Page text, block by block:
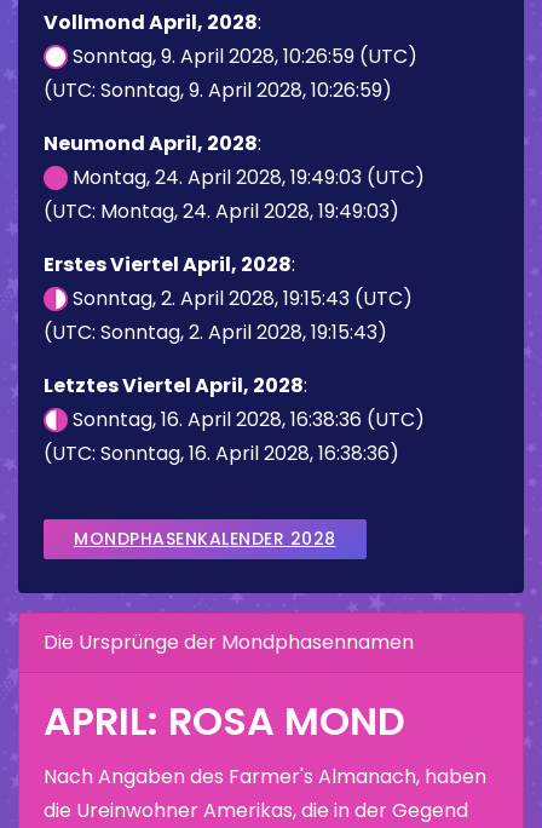
Vollmond April, 2028:
Sonntag, 9. April 2028, 10:26:59 (UTC)
(UTC: Sonntag, 9. April 2028, 10:26:59)
Neumond April, 2028:
Montag, 24. April 2028, 19:49:03 (UTC)
(UTC: Montag, 24. April 2028, 19:49:03)
Erstes Viertel April, 2028:
Sonntag, 2. April 2028, 19:15:43 (UTC)
(UTC: Sonntag, 2. April 2028, 19:15:43)
Letztes Viertel April, 2028:
Sonntag, 16. April 2028, 16:38:36 (UTC)
(UTC: Sonntag, 16. April 2028, 16:38:36)
MONDPHASENKALENDER 2028
Die Ursprünge der Mondphasennamen
APRIL: ROSA MOND
Nach Angaben des Farmer's Almanach, haben
die Ureinwohner Amerikas, die in der Gegend